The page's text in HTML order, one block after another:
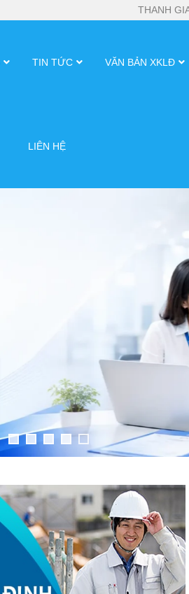
THANH
TIN TỨC VĂN BẢN XKLĐ
LIÊN HỆ